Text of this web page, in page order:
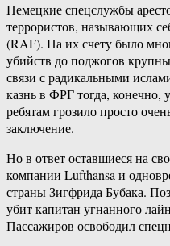
Немецкие спецслужбы
террористов, называющих
(RAF). На их счету было
убийств до поджогов
связи с радикальными
казнь в ФРГ тогда,
ребятам грозило просто
заключение.
Но в ответ оставшиеся на
компании Lufthansa и
страны Зигфрида Бубака.
убит капитан угнанного
Пассажиров освободил